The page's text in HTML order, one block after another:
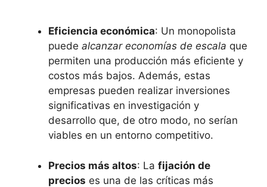
Eficiencia económica: ‍Un monopolista
‌puede alcanzar economías de escala que
permiten una producción⁤ más ⁢eficiente y
⁢costos más bajos. Además,⁢ estas
empresas pueden realizar ⁢inversiones
significativas en‍ investigación y
desarrollo que, de otro modo, ​no ‍serían
viables en un entorno ​competitivo.
Precios ‍más altos: La fijación de
precios es una de ‌las críticas más